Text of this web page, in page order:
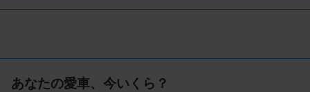
あなたの愛車、今いくら？